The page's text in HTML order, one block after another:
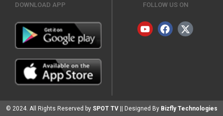
DOWNLOAD APP FOLLOW US ON
© 2024. All Rights Reserved by SPOT TV || Designed By Bizfly Technologies